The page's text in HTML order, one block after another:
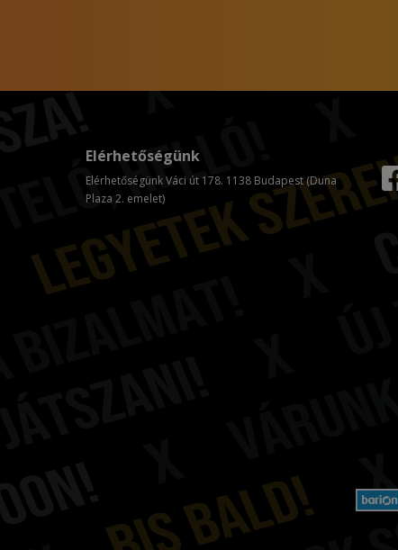
Elérhetőségünk
Elérhetőségünk Váci út 178. 1138 Budapest (Duna
Plaza 2. emelet)